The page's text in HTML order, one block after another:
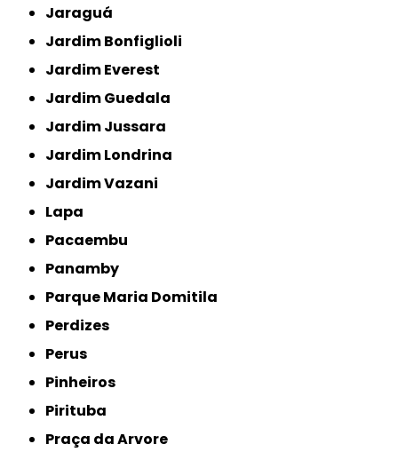
Jaraguá
Jardim Bonfiglioli
Jardim Everest
Jardim Guedala
Jardim Jussara
Jardim Londrina
Jardim Vazani
Lapa
Pacaembu
Panamby
Parque Maria Domitila
Perdizes
Perus
Pinheiros
Pirituba
Praça da Arvore